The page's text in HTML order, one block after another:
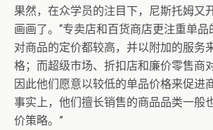
果然，在众学员的注目下，尼斯托姆又
画画了。“专卖店和百货商店更注重单
对商品的定价都较高，并以附加的服务
格；而超级市场、折扣店和廉价零售商
因此他们愿意以较低的单品价格来促进
事实上，他们擅长销售的商品品类一般
价策略。”